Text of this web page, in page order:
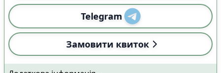
Telegram
Замовити квиток